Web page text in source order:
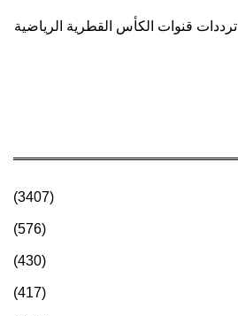
ترددات قنوات الكأس القطرية الرياضية
(3407)
(576)
(430)
(417)